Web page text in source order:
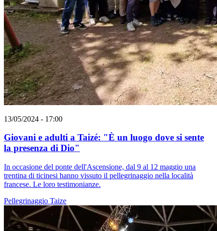
13/05/2024 - 17:00
Giovani e adulti a Taizé: "È un luogo dove si sente
la presenza di Dio"
In occasione del ponte dell'Ascensione, dal 9 al 12 maggio una
trentina di ticinesi hanno vissuto il pellegrinaggio nella località
francese. Le loro testimonianze.
Pellegrinaggio Taize